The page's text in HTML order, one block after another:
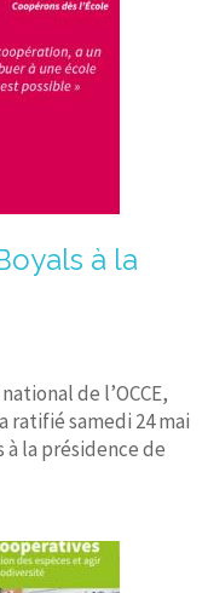
à la
de l’OCCE,
ratifié samedi 24 mai
à la présidence de